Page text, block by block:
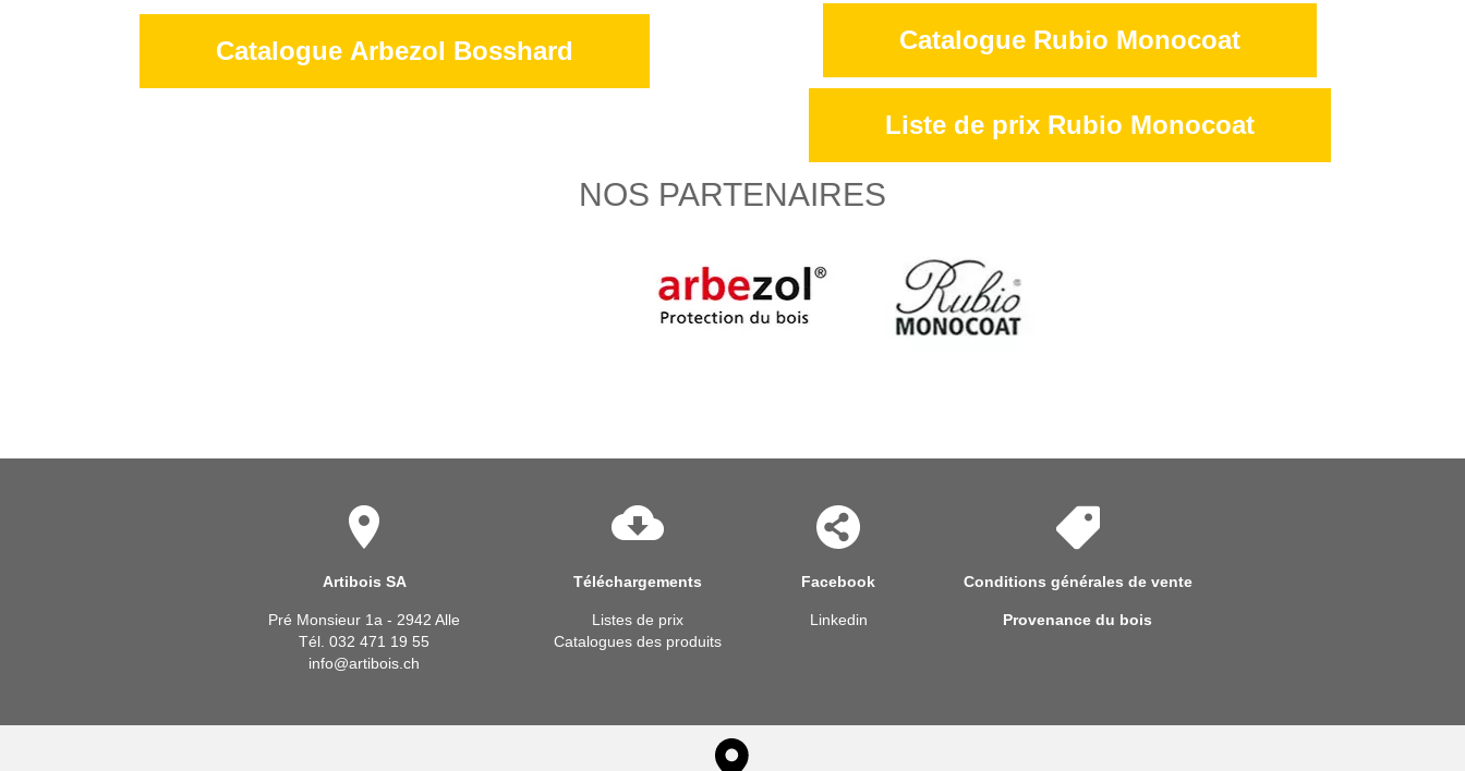
Catalogue Arbezol Bosshard Catalogue Rubio Monocoat
Liste de prix Rubio Monocoat
NOS PARTENAIRES
Artibois SA
Pré Monsieur 1a - 2942 Alle
Tél. 032 471 19 55
info@artibois.ch
Téléchargements
Listes de prix
Catalogues des produits
Facebook
Linkedin
Conditions générales de vente
Provenance du bois